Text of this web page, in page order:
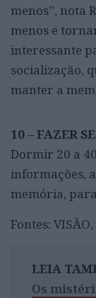
menos”, nota
menos e
interessante
socialização,
manter a
10 – FAZER
Dormir 20 a
informações,
memória,
Fontes:
LEIA
Os